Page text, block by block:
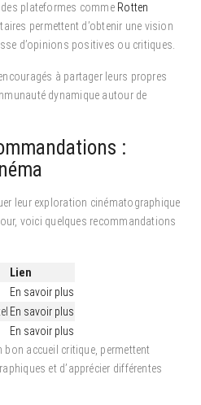
plateformes comme Rotten
permettent d’obtenir une vision
d’opinions positives ou critiques.
à partager leurs propres
dynamique autour de
:
leur exploration cinématographique
voici quelques recommandations
Lien
En savoir plus
En savoir plus
En savoir plus
accueil critique, permettent
et d’apprécier différentes